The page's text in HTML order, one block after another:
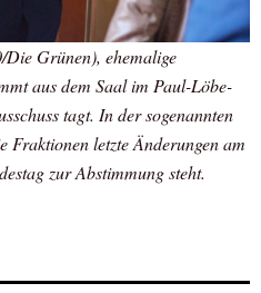
Grünen), ehemalige
aus dem Saal im Paul-Löbe-
tagt. In der sogenannten
Fraktionen letzte Änderungen am
zur Abstimmung steht.